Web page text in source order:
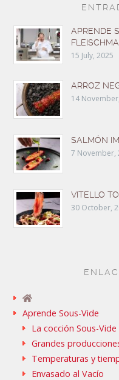
APRENDE
15 July, 2025
ARROZ
14
SALMÓN
7 November,
VITELLO
30 October,
Aprende Sous-Vide
La cocción Sous-Vide
Grandes
Temperaturas y
Envasado al Vacío